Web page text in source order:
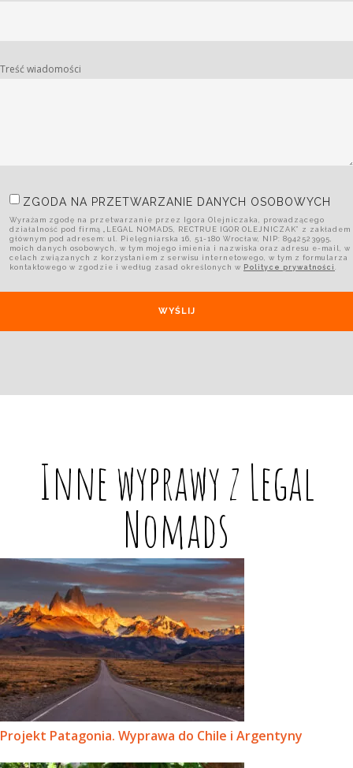
Treść wiadomości
ZGODA NA PRZETWARZANIE DANYCH OSOBOWYCH
Wyrażam zgodę na przetwarzanie przez Igora Olejniczaka, prowadzącego
działalność pod firmą „LEGAL NOMADS, RECTRUE IGOR OLEJNICZAK” z zakładem
głównym pod adresem: ul. Pielęgniarska 16, 51-180 Wrocław, NIP: 8942523995,
moich danych osobowych, w tym mojego imienia i nazwiska oraz adresu e-mail, w
celach związanych z korzystaniem z serwisu internetowego, w tym z formularza
kontaktowego w zgodzie i według zasad określonych w Polityce prywatności .
Inne wyprawy z Legal
Nomads
Projekt Patagonia. Wyprawa do Chile i Argentyny